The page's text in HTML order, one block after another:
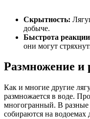
Скрытность:
добыче.
Быстрота
они могут
Размножение и
Как и многие другие
размножается в воде.
многогранный. В
собираются на водоемах